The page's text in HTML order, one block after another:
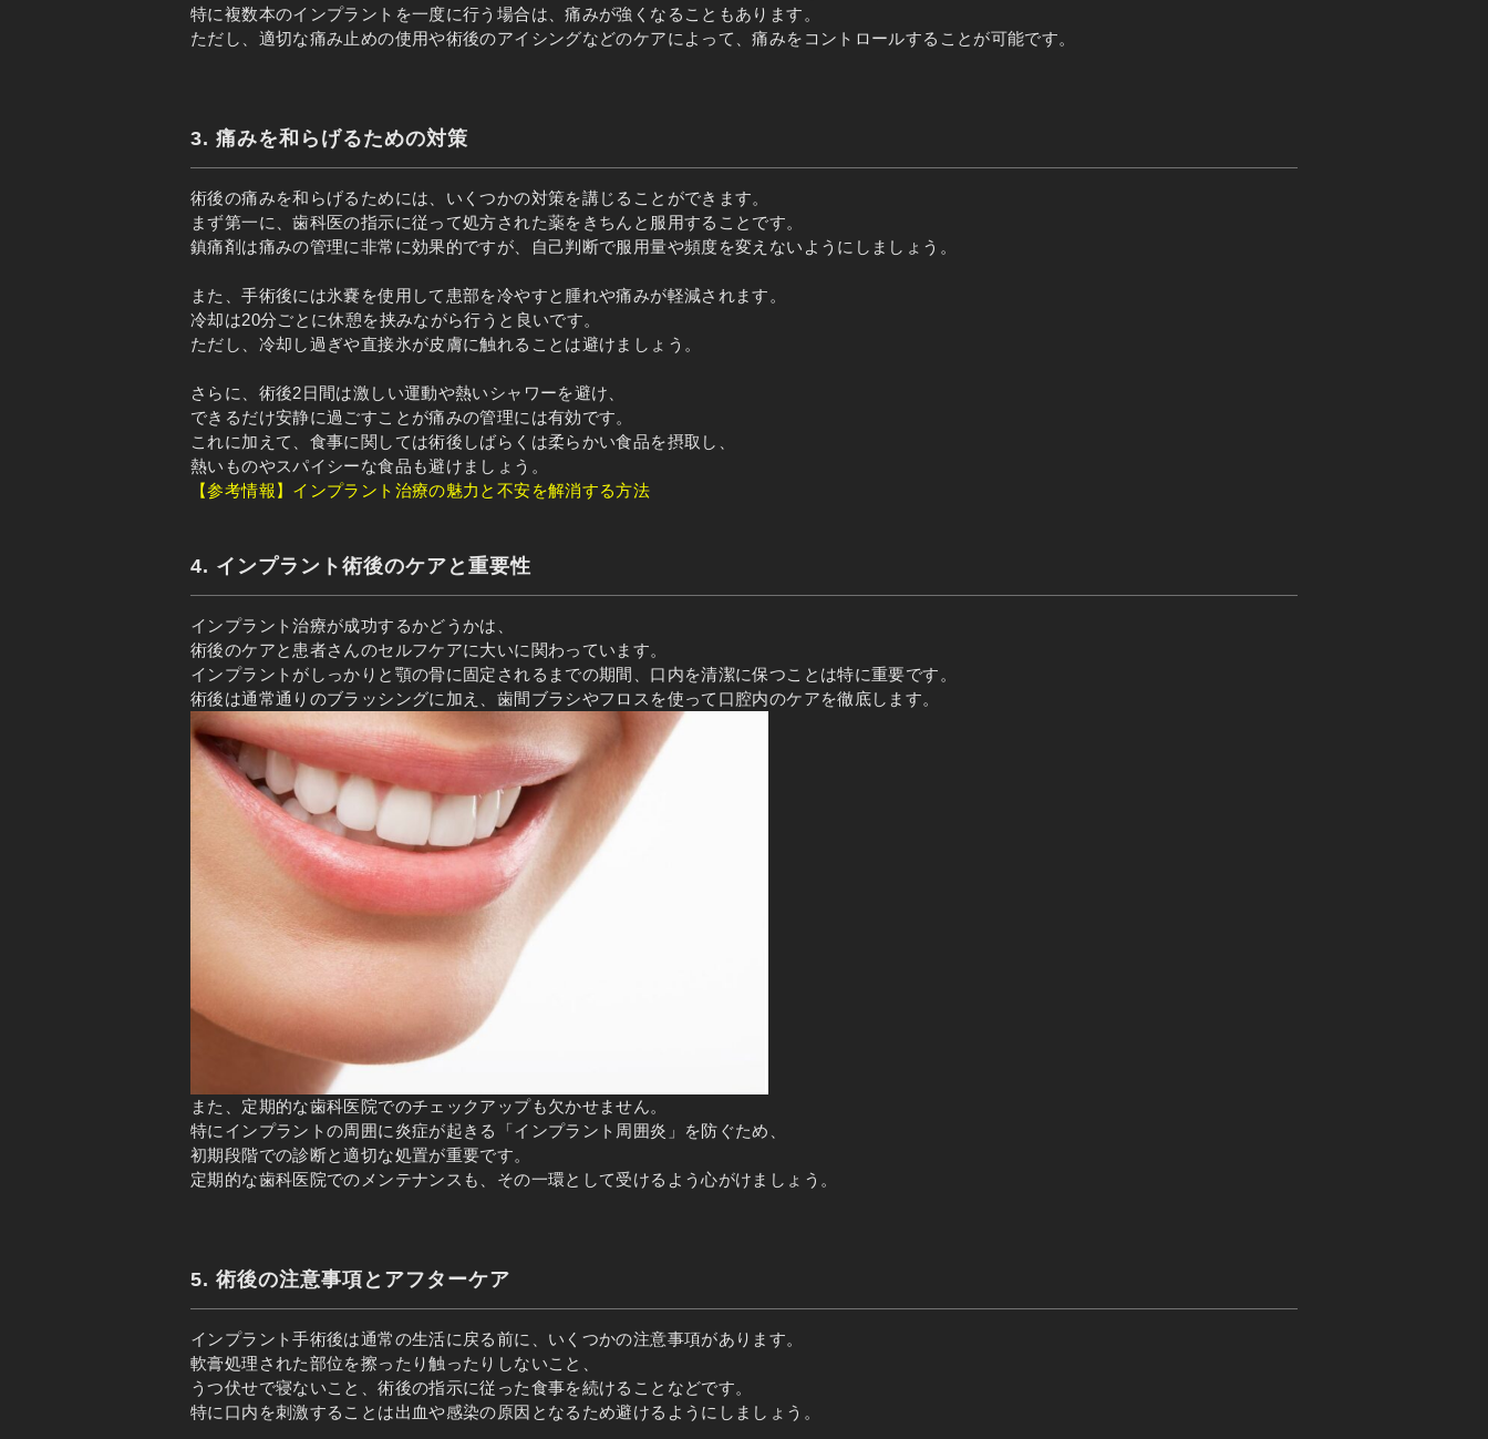
特に複数本のインプラントを一度に行う場合は、痛みが強くなることもあります。
ただし、適切な痛み止めの使用や術後のアイシングなどのケアによって、痛みをコントロールすることが可能です。
3. 痛みを和らげるための対策
術後の痛みを和らげるためには、いくつかの対策を講じることができます。
まず第一に、歯科医の指示に従って処方された薬をきちんと服用することです。
鎮痛剤は痛みの管理に非常に効果的ですが、自己判断で服用量や頻度を変えないようにしましょう。
また、手術後には氷嚢を使用して患部を冷やすと腫れや痛みが軽減されます。
冷却は20分ごとに休憩を挟みながら行うと良いです。
ただし、冷却し過ぎや直接氷が皮膚に触れることは避けましょう。
さらに、術後2日間は激しい運動や熱いシャワーを避け、
できるだけ安静に過ごすことが痛みの管理には有効です。
これに加えて、食事に関しては術後しばらくは柔らかい食品を摂取し、
熱いものやスパイシーな食品も避けましょう。
【参考情報】インプラント治療の魅力と不安を解消する方法
4. インプラント術後のケアと重要性
インプラント治療が成功するかどうかは、
術後のケアと患者さんのセルフケアに大いに関わっています。
インプラントがしっかりと顎の骨に固定されるまでの期間、口内を清潔に保つことは特に重要です。
術後は通常通りのブラッシングに加え、歯間ブラシやフロスを使って口腔内のケアを徹底します。
また、定期的な歯科医院でのチェックアップも欠かせません。
特にインプラントの周囲に炎症が起きる「インプラント周囲炎」を防ぐため、
初期段階での診断と適切な処置が重要です。
定期的な歯科医院でのメンテナンスも、その一環として受けるよう心がけましょう。
5. 術後の注意事項とアフターケア
インプラント手術後は通常の生活に戻る前に、いくつかの注意事項があります。
軟膏処理された部位を擦ったり触ったりしないこと、
うつ伏せで寝ないこと、術後の指示に従った食事を続けることなどです。
特に口内を刺激することは出血や感染の原因となるため避けるようにしましょう。